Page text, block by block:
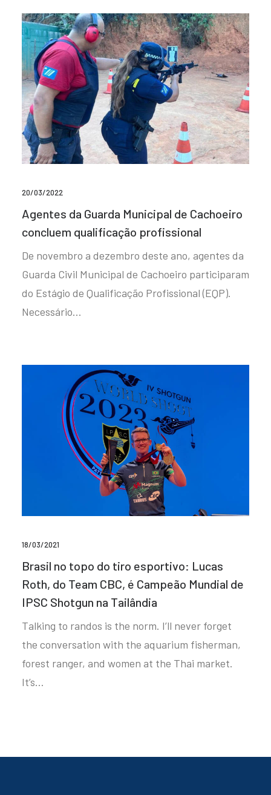
20/03/2022
Agentes da Guarda Municipal de Cachoeiro
concluem qualificação profissional
De novembro a dezembro deste ano, agentes da
Guarda Civil Municipal de Cachoeiro participaram
do Estágio de Qualificação Profissional (EQP).
Necessário…
18/03/2021
Brasil no topo do tiro esportivo: Lucas
Roth, do Team CBC, é Campeão Mundial de
IPSC Shotgun na Tailândia
Talking to randos is the norm. I’ll never forget
the conversation with the aquarium fisherman,
forest ranger, and women at the Thai market.
It’s…